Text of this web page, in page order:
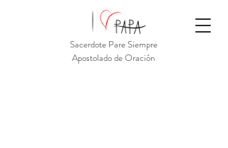
Sacerdote Pare Siempre
Apostolado de Oración